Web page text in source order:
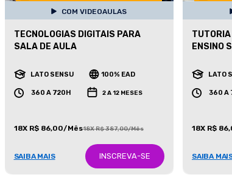
COM VIDEOAULAS
TECNOLOGIAS DIGITAIS PARA
SALA DE AULA
LATO SENSU 100% EAD
360 A 720H 2 A 12 MESES
18X R$ 86,00/Mês18X R$ 387,00/Mês
SAIBA MAIS INSCREVA-SE
TUTORIA
ENSINO
LATO
360 A
18X R$
SAIBA